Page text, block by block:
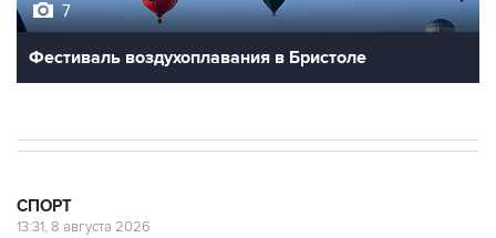
7
Фестиваль воздухоплавания в Бристоле
СПОРТ
13:31, 8 августа 2026